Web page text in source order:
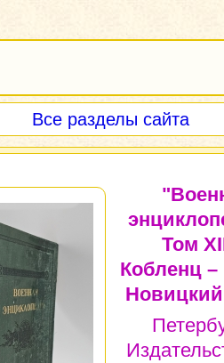
Все разделы сайта
Том
Кобленц –